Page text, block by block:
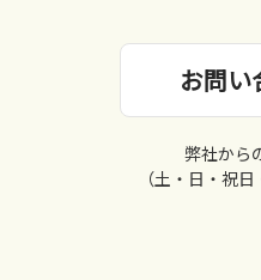
お問い
弊社から
（土・日・祝